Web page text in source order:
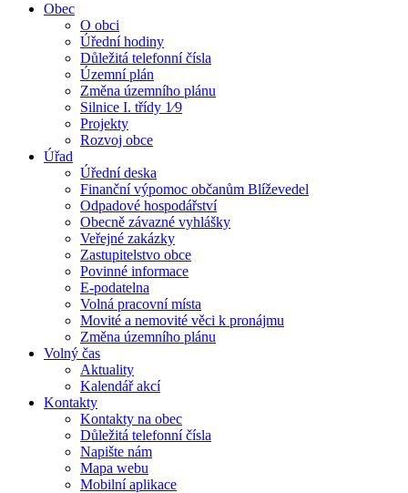
Obec
O obci
Úřední hodiny
Důležitá telefonní čísla
Územní plán
Změna územního plánu
Silnice I. třídy 1⁄9
Projekty
Rozvoj obce
Úřad
Úřední deska
Finanční výpomoc občanům Blíževedel
Odpadové hospodářství
Obecně závazné vyhlášky
Veřejné zakázky
Zastupitelstvo obce
Povinné informace
E-podatelna
Volná pracovní místa
Movité a nemovité věci k pronájmu
Změna územního plánu
Volný čas
Aktuality
Kalendář akcí
Kontakty
Kontakty na obec
Důležitá telefonní čísla
Napište nám
Mapa webu
Mobilní aplikace